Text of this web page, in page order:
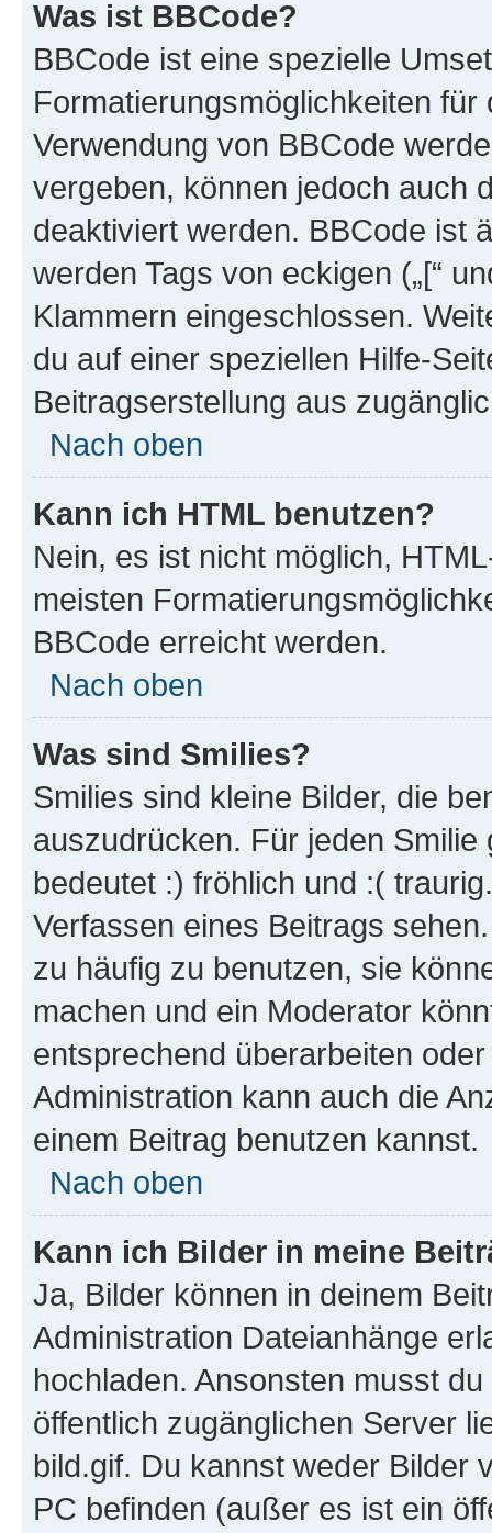
Was ist BBCode?
BBCode ist eine spezielle
Formatierungsmöglichkeiten
Verwendung von BBCode
vergeben, können jedoch auch
deaktiviert werden. BBCode ist
werden Tags von eckigen („[“
Klammern eingeschlossen.
du auf einer speziellen Hilfe-
Beitragserstellung aus
Nach oben
Kann ich HTML benutzen?
Nein, es ist nicht möglich,
meisten
BBCode erreicht werden.
Nach oben
Was sind Smilies?
Smilies sind kleine Bilder, die
auszudrücken. Für jeden
bedeutet :) fröhlich und :(
Verfassen eines Beitrags
zu häufig zu benutzen, sie
machen und ein Moderator
entsprechend überarbeiten
Administration kann auch die
einem Beitrag benutzen kannst.
Nach oben
Kann ich Bilder in meine
Ja, Bilder können in deinem
Administration Dateianhänge
hochladen. Ansonsten musst
öffentlich zugänglichen Server
bild.gif. Du kannst weder Bilder
PC befinden (außer es ist ein